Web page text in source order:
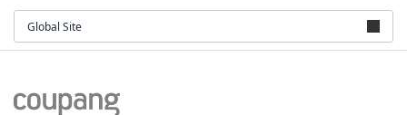
Global Site